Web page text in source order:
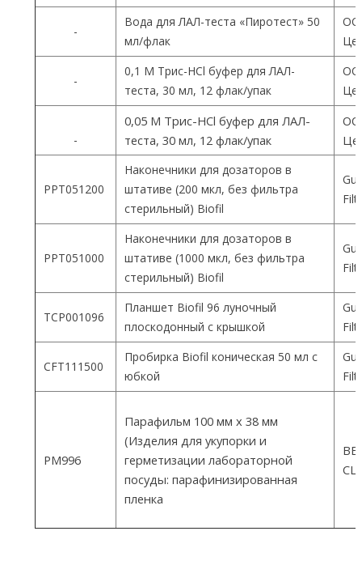
-
Вода для ЛАЛ-теста «Пиротест» 50
мл/флак
-
0,1 М Трис-HCl буфер для ЛАЛ-
теста, 30 мл, 12 флак/упак
-
0,05 М Трис-HCl буфер для ЛАЛ-
теста, 30 мл, 12 флак/упак
PPT051200
Наконечники для дозаторов в
штативе (200 мкл, без фильтра
стерильный) Biofil
PPT051000
Наконечники для дозаторов в
штативе (1000 мкл, без фильтра
стерильный) Biofil
TCP001096
Планшет Biofil 96 луночный
плоскодонный с крышкой
CFT111500
Пробирка Biofil коническая 50 мл с
юбкой
PM996
Парафильм 100 мм х 38 мм
(Изделия для укупорки и
герметизации лабораторной
посуды: парафинизированная
пленка